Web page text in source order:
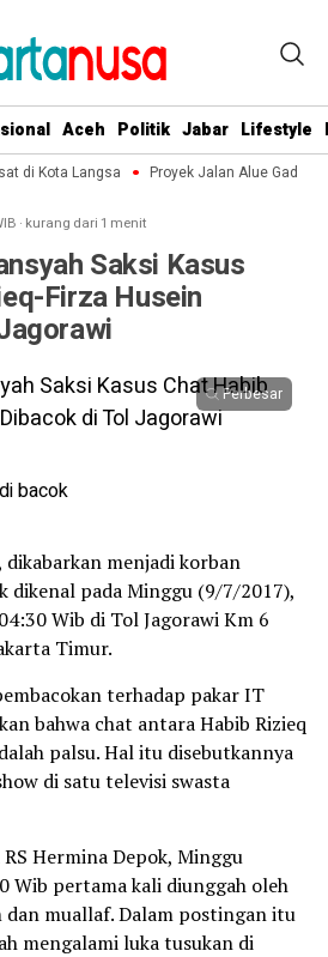
Aceh Politik Jabar Lifestyle
di Kota Langsa Proyek Jalan Alue Gadeng-
· kurang dari 1 menit
Saksi Kasus
Firza Husein
Perbesar
menjadi korban
dikenal pada Minggu (9/7/2017),
Wib di Tol Jagorawi Km 6
Timur.
terhadap pakar IT
bahwa chat antara Habib Rizieq
palsu. Hal itu disebutkannya
di satu televisi swasta
Hermina Depok, Minggu
Wib pertama kali diunggah oleh
dan muallaf. Dalam postingan itu
mengalami luka tusukan di